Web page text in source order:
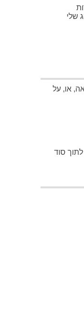
שלי
או, על
סוד